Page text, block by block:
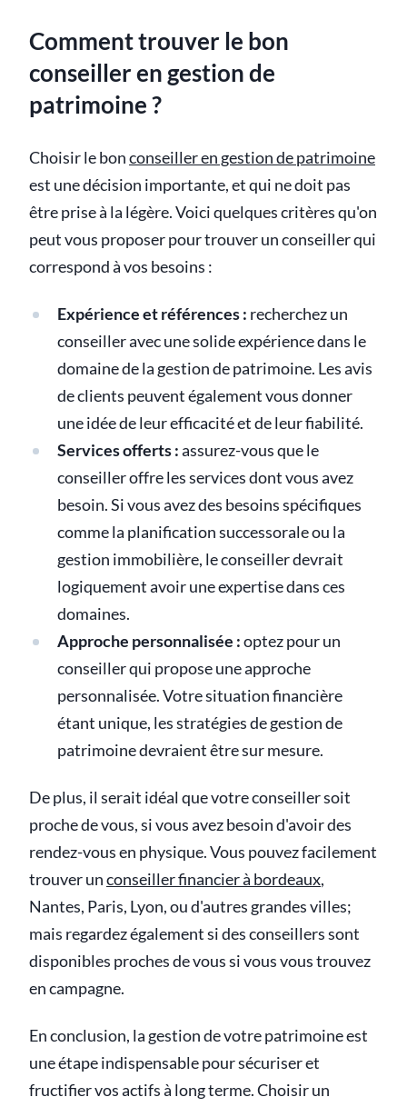
Comment trouver le bon
conseiller en gestion de
patrimoine ?
Choisir le bonconseiller en gestion de patrimoine
est une décision importante, et qui ne doit pas
être prise à la légère. Voici quelques critères qu'on
peut vous proposer pour trouver un conseiller qui
correspond à vos besoins :
Expérience et références : recherchez un
conseiller avec une solide expérience dans le
domaine de la gestion de patrimoine. Les avis
de clients peuvent également vous donner
une idée de leur efficacité et de leur fiabilité.
Services offerts :assurez-vous que le
conseiller offre les services dont vous avez
besoin. Si vous avez des besoins spécifiques
comme la planification successorale ou la
gestion immobilière, le conseiller devrait
logiquement avoir une expertise dans ces
domaines.
Approche personnalisée :optez pour un
conseiller qui propose une approche
personnalisée. Votre situation financière
étant unique, les stratégies de gestion de
patrimoine devraient être sur mesure.
De plus, il serait idéal que votre conseiller soit
proche de vous, si vous avez besoin d'avoir des
rendez-vous en physique. Vous pouvez facilement
trouver unconseiller financier à bordeaux,
Nantes, Paris, Lyon, ou d'autres grandes villes;
mais regardez également si des conseillers sont
disponibles proches de vous si vous vous trouvez
en campagne.
En conclusion, la gestion de votre patrimoine est
une étape indispensable pour sécuriser et
fructifier vos actifs à long terme. Choisir un